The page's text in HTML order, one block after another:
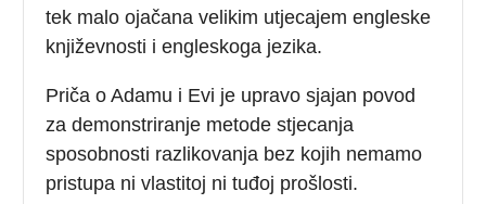
tek malo ojačana velikim utjecajem engleske
književnosti i engleskoga jezika.
Priča o Adamu i Evi je upravo sjajan povod
za demonstriranje metode stjecanja
sposobnosti razlikovanja bez kojih nemamo
pristupa ni vlastitoj ni tuđoj prošlosti.